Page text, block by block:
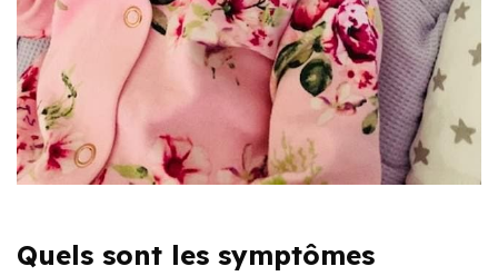
Quels sont les symptômes